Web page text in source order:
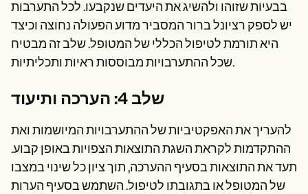
בבעיות שזוהו ולהשיג את היעדים שנקבעו. לכל התערבות
יש לספק רציונל ברור המסביר מדוע הפעולה נחוצה וכיצד
היא תורמת לטיפול הכללי של המטופל. שלב זה מבטיח
שכל ההתערבויות מבוססות ראיות ותכליתיות.
שלב 4: הערכה ותיעוד
להעריך את האפקטיביות של ההתערבויות המיושמות ואת
ההתקדמות לקראת השגת התוצאות הצפויות באופן קבוע.
תעד את התוצאות בסעיף ההערכה, תוך ציון כל שינוי במצבו
של המטופל או בתגובתו לטיפול. השתמש בסעיף הערות